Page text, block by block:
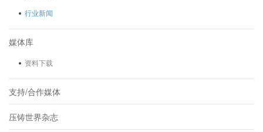
行业新闻
媒体库
资料下载
支持/合作媒体
压铸世界杂志